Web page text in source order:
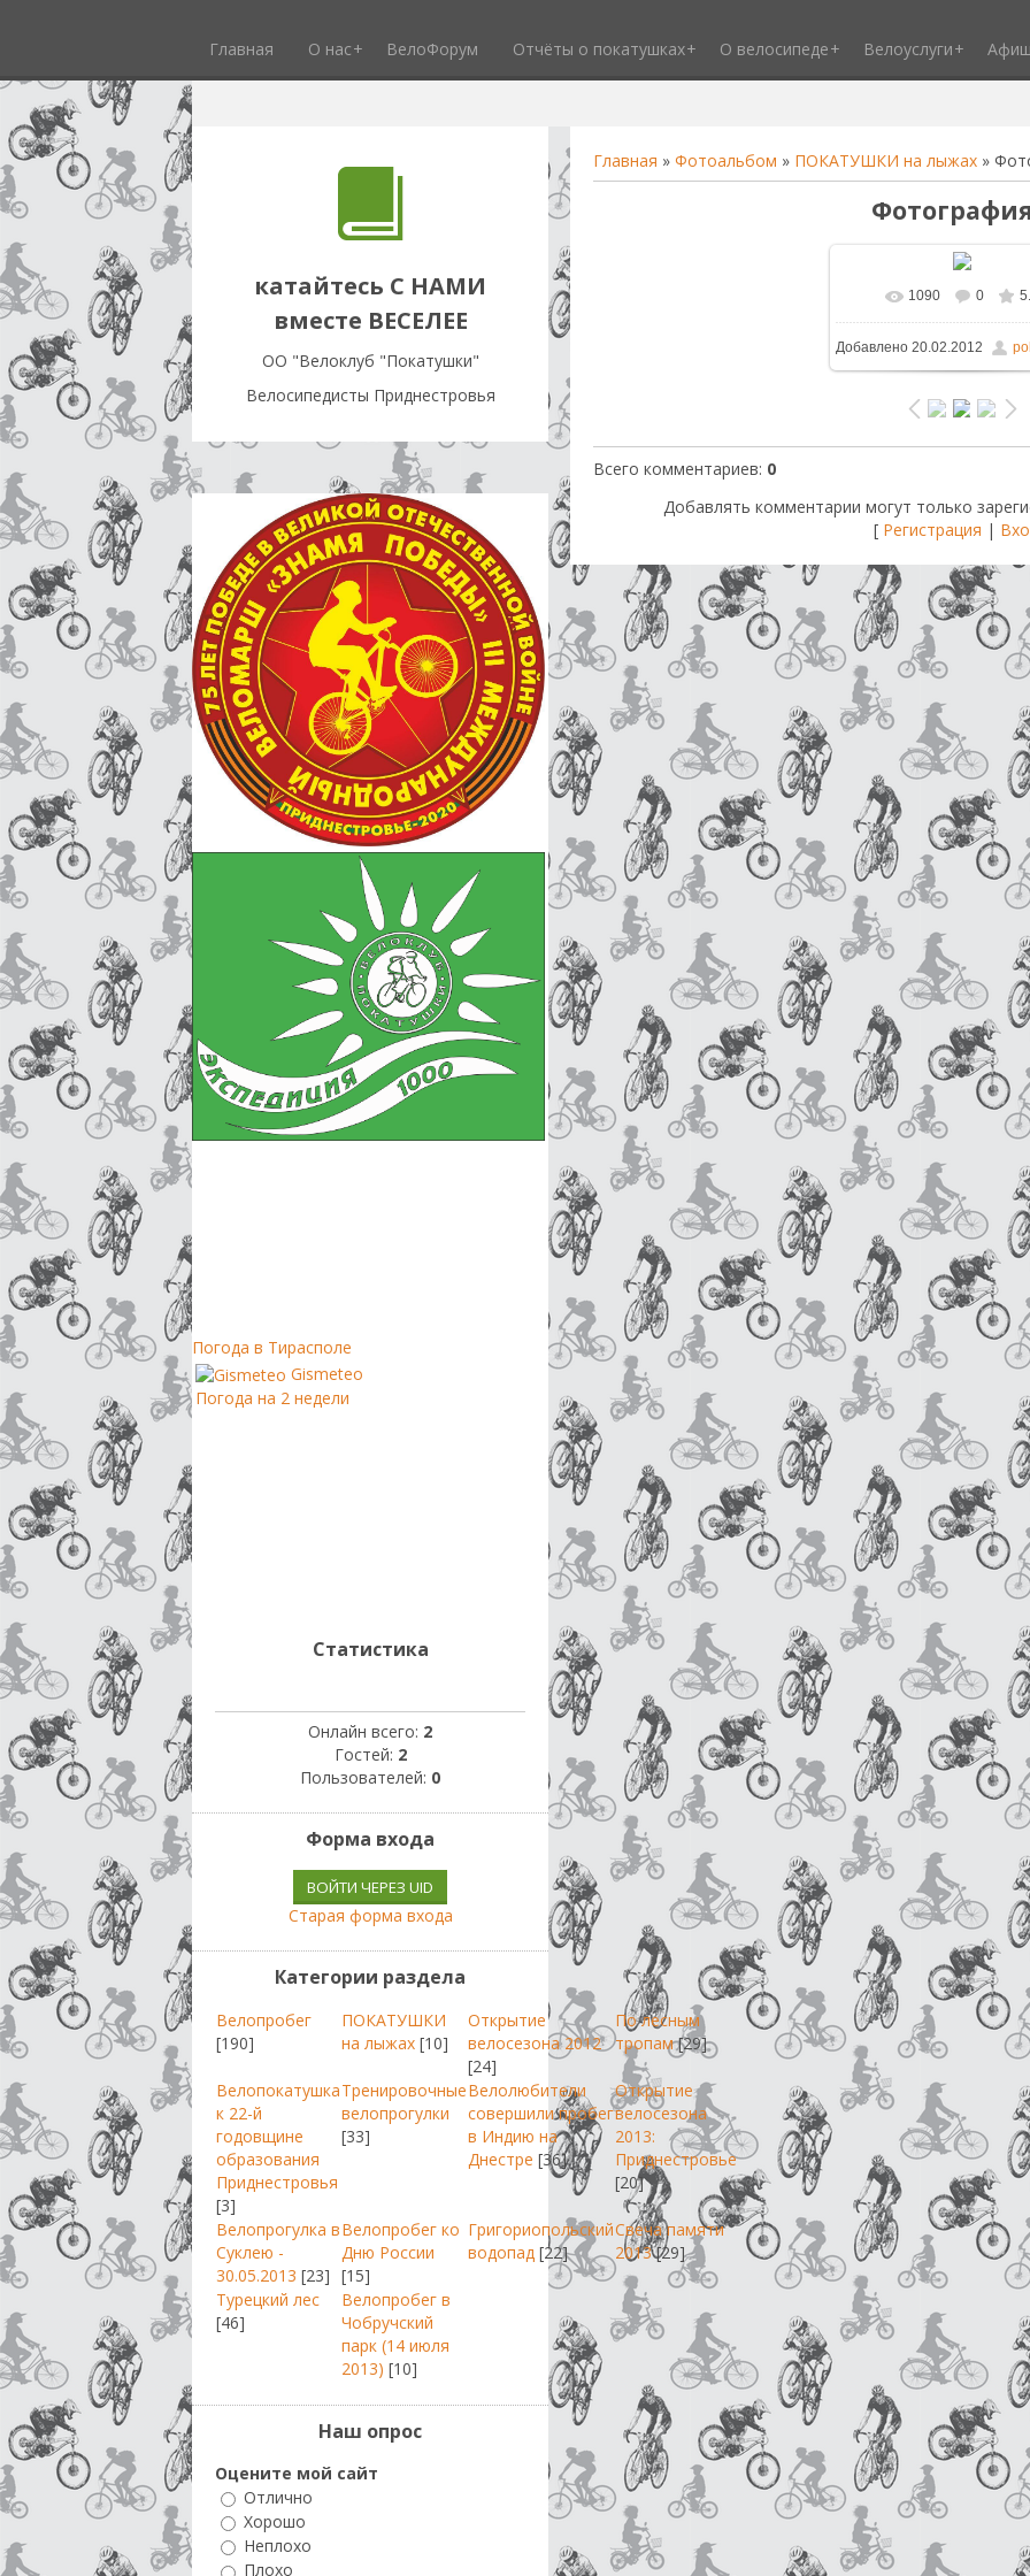
Главная О нас ВелоФорум Отчёты о покатушках О велосипеде Велоуслуги
катайтесь С НАМИ
вместе ВЕСЕЛЕЕ
OO "Велоклуб "Покатушки"
Велосипедисты Приднестровья
Главная » Фотоальбом » ПОКАТУШКИ на лыжах »
В реальном размере
166.6Kb
1090 0
Добавлено20.02.2012
Всего комментариев: 0
Добавлять комментарии могут только
[ Регистрация |
Погода в Тирасполе
Gismeteo
Погода на 2 недели
Статистика
Онлайн всего: 2
Гостей: 2
Пользователей: 0
Форма входа
ВОЙТИ ЧЕРЕЗ UID
Старая форма входа
Категории раздела
Велопробег
[190]
ПОКАТУШКИ
на лыжах [10]
Открытие
велосезона 2012
[24]
По лесным
тропам [29]
Велопокатушка
к 22-й
годовщине
образования
Приднестровья
[3]
Тренировочные
велопрогулки
[33]
Велолюбители
совершили пробег
в Индию на
Днестре [36]
Открытие
велосезона
2013:
Приднестровье
[20]
Велопрогулка в
Суклею -
30.05.2013 [23]
Велопробег ко
Дню России
[15]
Григориопольский
водопад [22]
Свеча памяти
2013 [29]
Турецкий лес
[46]
Велопробег в
Чобручский
парк (14 июля
2013) [10]
Наш опрос
Оцените мой сайт
Отлично
Хорошо
Неплохо
Плохо